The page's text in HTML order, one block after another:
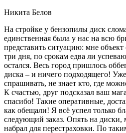
Никита Белов
На стройке у бензопилы диск
единственная была у нас на всю
представить ситуацию: мне объект
три дня, по срокам едва ли
остался. Весь город пришлось
диска – и ничего подходящего!
спрашивать, не знает кто, где
К счастью, друг подсказал ваш
спасибо! Такие оперативные,
как обещали! Я всё успел только
следующий заказ. Опять на диски,
набрал для перестраховки. По